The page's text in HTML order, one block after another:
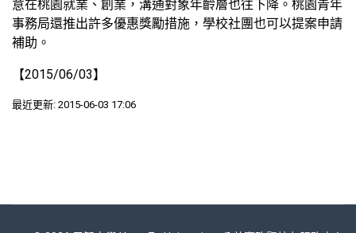
意在桃園就業、創業，溝通對象年齡層也往下降。桃園青年
事務局還推出許多優惠獎勵措施，學校社團也可以提案申請
補助。
【2015/06/03】
最近更新: 2015-06-03 17:06